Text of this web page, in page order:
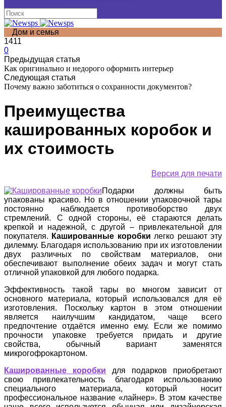
Дом и семья
1411
0
Предыдущая статья
Как оригинально и недорого оформить интерьер
Следующая статья
Почему важно заботиться о сохранности документов?
Преимущества
кашированных коробок и
их стоимость
Версия для печати
Подарки должны быть
упакованы красиво. Но в отношении упаковочной тары
постоянно наблюдается противоборство двух
стремлений. С одной стороны, её стараются делать
крепкой и надежной, с другой – привлекательной для
покупателя. Кашированные коробки легко решают эту
дилемму. Благодаря использованию при их изготовлении
двух различных по свойствам материалов, они
обеспечивают выполнение обеих задач и могут стать
отличной упаковкой для любого подарка.
Эффективность такой тары во многом зависит от
основного материала, который использовался для её
изготовления. Поскольку картон в этом отношении
является наилучшим кандидатом, чаще всего
предпочтение отдаётся именно ему. Если же помимо
прочности упаковке требуется придать и другие
свойства, обычный вариант заменятся
микрогофрокартоном.
Кашированные коробки для подарков приобретают
свою привлекательность благодаря использованию
специального материала, который носит
профессиональное название «лайнер». В этом качестве